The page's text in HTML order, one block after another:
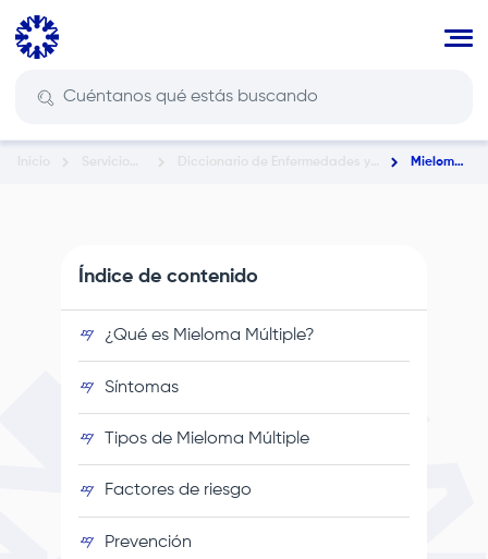
Pasar
principal
Inicio
Servicios
Diccionario de Enfermedades y
Mieloma
Índice de contenido
¿Qué es Mieloma Múltiple?
Síntomas
Tipos de Mieloma Múltiple
Factores de riesgo
Prevención